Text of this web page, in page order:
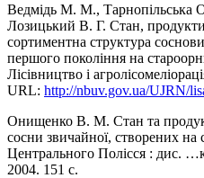
Ведмідь М. М.,
Лозицький В. Г. Стан,
сортиментна структура
першого покоління на
Лісівництво і
URL: http://nbuv.gov.ua/UJRN/
Онищенко В. М. Стан та
сосни звичайної, створених на
Центрального Полісся : дис.
2004. 151 с.